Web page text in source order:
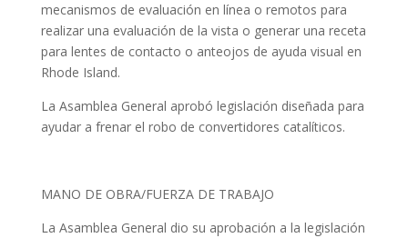
mecanismos de evaluación en línea o remotos para
realizar una evaluación de la vista o generar una receta
para lentes de contacto o anteojos de ayuda visual en
Rhode Island.
La Asamblea General aprobó legislación diseñada para
ayudar a frenar el robo de convertidores catalíticos.
MANO DE OBRA/FUERZA DE TRABAJO
La Asamblea General dio su aprobación a la legislación